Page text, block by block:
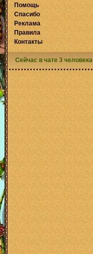
Помощь
Спасибо
Реклама
Правила
Контакты
Сейчас в чате 3 человека